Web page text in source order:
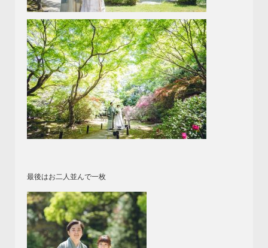
最後はお二人並んで一枚